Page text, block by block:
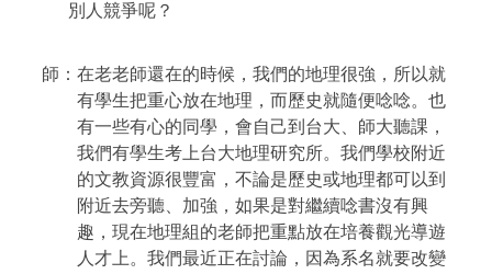
別人競爭呢？
師：在老老師還在的時候，我們的地理很強，所以就
有學生把重心放在地理，而歷史就隨便唸唸。也
有一些有心的同學，會自己到台大、師大聽課，
我們有學生考上台大地理研究所。我們學校附近
的文教資源很豐富，不論是歷史或地理都可以到
附近去旁聽、加強，如果是對繼續唸書沒有興
趣，現在地理組的老師把重點放在培養觀光導遊
人才上。我們最近正在討論，因為系名就要改變